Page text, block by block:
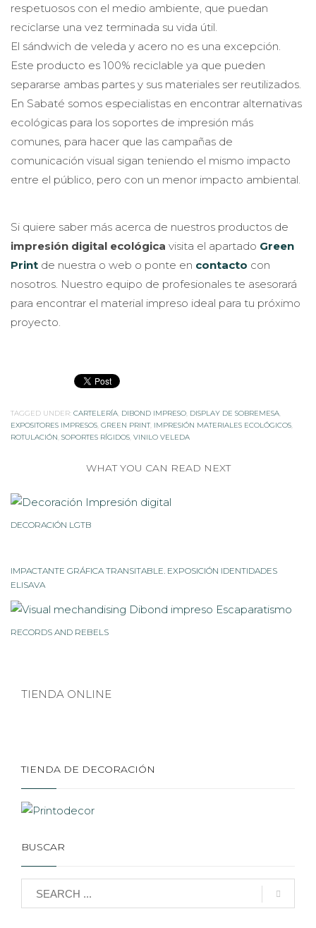
respetuosos con el medio ambiente, que puedan
reciclarse una vez terminada su vida útil.
El sándwich de veleda y acero no es una excepción.
Este producto es 100% reciclable ya que pueden
separarse ambas partes y sus materiales ser reutilizados.
En Sabaté somos especialistas en encontrar alternativas
ecológicas para los soportes de impresión más
comunes, para hacer que las campañas de
comunicación visual sigan teniendo el mismo impacto
entre el público, pero con un menor impacto ambiental.
Si quiere saber más acerca de nuestros productos de
impresión digital ecológica visita el apartado Green
Print de nuestra o web o ponte en contacto con
nosotros. Nuestro equipo de profesionales te asesorará
para encontrar el material impreso ideal para tu próximo
proyecto.
TAGGED UNDER: CARTELERÍA DIBOND IMPRESO DISPLAY DE SOBREMESA
EXPOSITORES IMPRESOS GREEN PRINT, IMPRESIÓN MATERIALES ECOLÓGICOS
ROTULACIÓN SOPORTES RÍGIDOS VINILO VELEDA
WHAT YOU CAN READ NEXT
DECORACIÓN LGTB
IMPACTANTE GRÁFICA TRANSITABLE. EXPOSICIÓN IDENTIDADES
ELISAVA
RECORDS AND REBELS
TIENDA ONLINE
TIENDA DE DECORACIÓN
BUSCAR